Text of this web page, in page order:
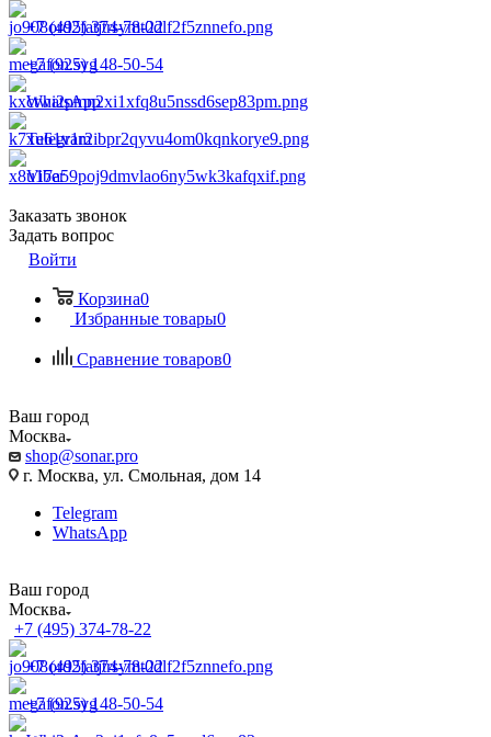
+7 (495) 374-78-22
+7 (925) 148-50-54
WhatsApp
Telegram
Viber
Заказать звонок
Задать вопрос
Войти
Корзина0
Избранные товары0
Сравнение товаров0
Ваш город
Москва
shop@sonar.pro
г. Москва, ул. Смольная, дом 14
Telegram
WhatsApp
Ваш город
Москва
+7 (495) 374-78-22
+7 (495) 374-78-22
+7 (925) 148-50-54